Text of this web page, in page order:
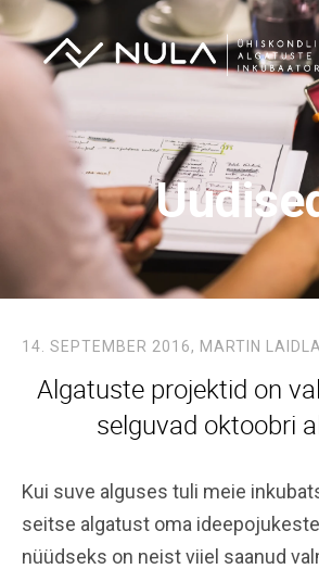
14. SEPTEMBER 2016, MARTIN LAIDLA
Algatuste projektid on
selguvad oktoobri
Kui suve alguses tuli meie
seitse algatust oma
nüüdseks on neist viiel saanud